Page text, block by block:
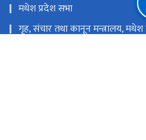
मधेश प्रदेश सभा
गृह, संचार तथा कानून मन्त्रालय,